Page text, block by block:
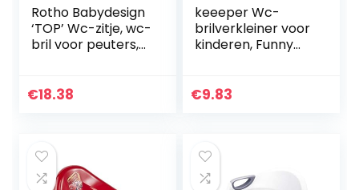
Rotho Babydesign
‘TOP’ Wc-zitje, wc-
bril voor peuters,
crème, 200040100
€18.38
keeeper Wc-
brilverkleiner voor
kinderen, Funny
antislip, Ewa, groen
€9.83